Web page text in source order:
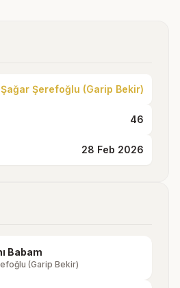
Şerefoğlu (Garip Bekir)
46
28 Feb 2026
Babam
(Garip Bekir)